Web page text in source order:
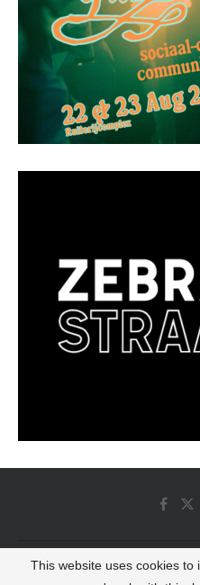
© 2022 - Luminous
This website uses cookies